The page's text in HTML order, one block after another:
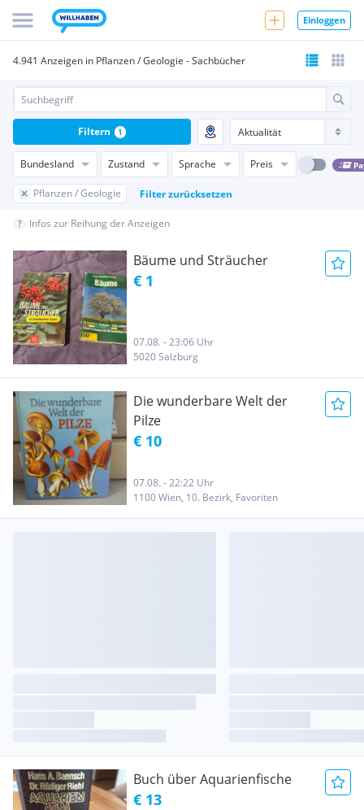
Einloggen
4.941 Anzeigen in Pflanzen / Geologie - Sachbücher
Bundesland Zustand Sprache Preis
Pflanzen / Geologie Filter zurücksetzen
Filtern 1
Infos zur Reihung der Anzeigen
Bäume und Sträucher
€ 1
07.08. - 23:06 Uhr
5020 Salzburg
Die wunderbare Welt der
Pilze
€ 10
07.08. - 22:22 Uhr
1100 Wien, 10. Bezirk, Favoriten
Buch über Aquarienfische
€ 13